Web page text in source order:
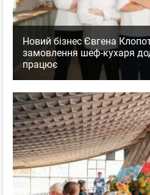
Новий бізнес Євгена
замовлення шеф-кухаря
працює